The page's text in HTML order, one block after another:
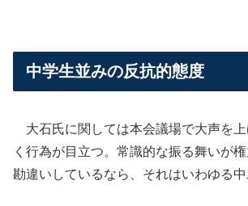
中学生並みの反抗的態度
大石氏に関しては本会議場で大声を上
く行為が目立つ。常識的な振る舞いが
勘違いしているなら、それはいわゆる中